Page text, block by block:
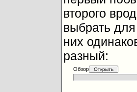
второго
выбрать
них
разный:
Обзор